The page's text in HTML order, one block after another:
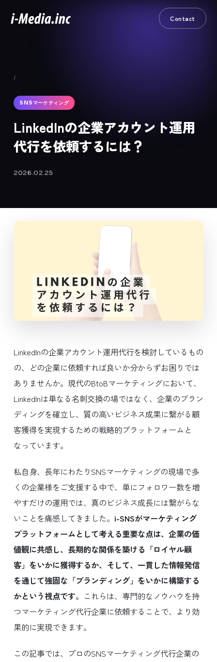
Contact
/
SNSマーケティング
LinkedInの企業アカウント運用
代行を依頼するには？
2026.02.25
LinkedInの企業アカウント運用代行を検討しているもの
の、どの企業に依頼すれば良いか分からずお困りでは
ありませんか。現代のBtoBマーケティングにおいて、
LinkedInは単なる名刺交換の場ではなく、企業のブラン
ディングを確立し、質の高いビジネス成果に繋がる顧
客獲得を実現するための戦略的プラットフォームと
なっています。
私自身、長年にわたりSNSマーケティングの現場で多
くの企業様をご支援する中で、単にフォロワー数を増
やすだけの運用では、真のビジネス成長には繋がらな
いことを痛感してきました。 i-SNSがマーケティング
プラットフォームとして考える重要な点は、企業の価
値観に共感し、長期的な関係を築ける「ロイヤル顧
客」をいかに獲得するか、そして、一貫した情報発信
を通じて強固な「ブランディング」をいかに構築する
かという視点です。 これらは、専門的なノウハウを持
つマーケティング代行企業に依頼することで、より効
果的に実現できます。
この記事では、プロのSNSマーケティング代行企業の